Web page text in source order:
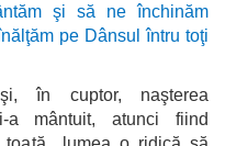
şi să ne închinăm
pe Dânsul întru toţi
în cuptor, naşterea
a mântuit, atunci fiind